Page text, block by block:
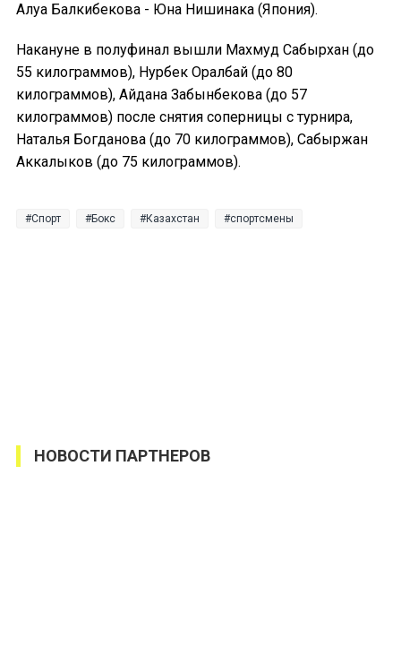
Алуа Балкибекова - Юна Нишинака (Япония).
Накануне в полуфинал вышли Махмуд Сабырхан (до
55 килограммов), Нурбек Оралбай (до 80
килограммов), Айдана Забынбекова (до 57
килограммов) после снятия соперницы с турнира,
Наталья Богданова (до 70 килограммов), Сабыржан
Аккалыков (до 75 килограммов).
Спорт Бокс Казахстан спортсмены
НОВОСТИ ПАРТНЕРОВ